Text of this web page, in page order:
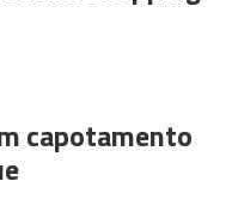
capotamento